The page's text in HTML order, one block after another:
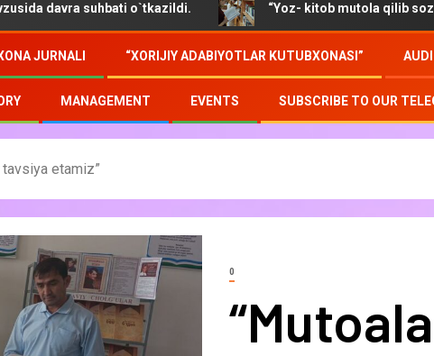
suhbati o`tkazildi. “Yoz- kitob mutola qilib soz o`tmoqda”
JURNALI “XORIJIY ADABIYOTLAR KUTUBXONASI”
MANAGEMENT EVENTS SUBSCRIBE TO OUR
etamiz”
0